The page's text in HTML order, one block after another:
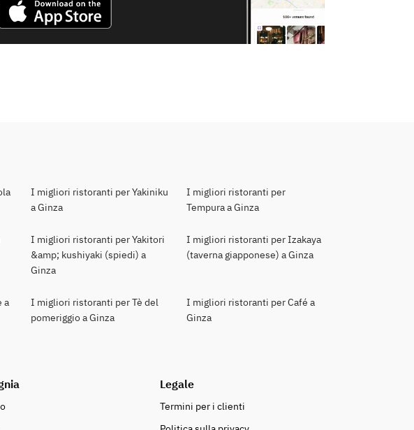
I migliori ristoranti per Yakiniku
a Ginza
I migliori ristoranti per
Tempura a Ginza
I migliori ristoranti per Yakitori
&amp; kushiyaki (spiedi) a
Ginza
I migliori ristoranti per Izakaya
(taverna giapponese) a Ginza
a
I migliori ristoranti per Tè del
pomeriggio a Ginza
I migliori ristoranti per Café a
Ginza
Legale
Termini per i clienti